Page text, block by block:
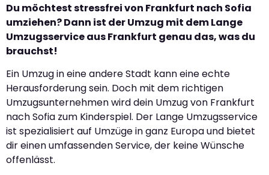
Du möchtest stressfrei von Frankfurt nach Sofia
umziehen? Dann ist der Umzug mit dem Lange
Umzugsservice aus Frankfurt genau das, was du
brauchst!
Ein Umzug in eine andere Stadt kann eine echte
Herausforderung sein. Doch mit dem richtigen
Umzugsunternehmen wird dein Umzug von Frankfurt
nach Sofia zum Kinderspiel. Der Lange Umzugsservice
ist spezialisiert auf Umzüge in ganz Europa und bietet
dir einen umfassenden Service, der keine Wünsche
offenlässt.